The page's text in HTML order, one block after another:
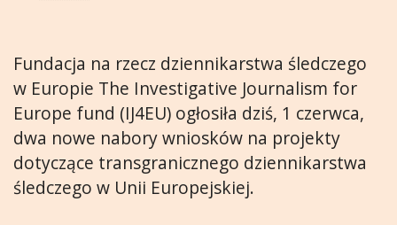
Fundacja na rzecz dziennikarstwa śledczego
w Europie The Investigative Journalism for
Europe fund (IJ4EU) ogłosiła dziś, 1 czerwca,
dwa nowe nabory wniosków na projekty
dotyczące transgranicznego dziennikarstwa
śledczego w Unii Europejskiej.